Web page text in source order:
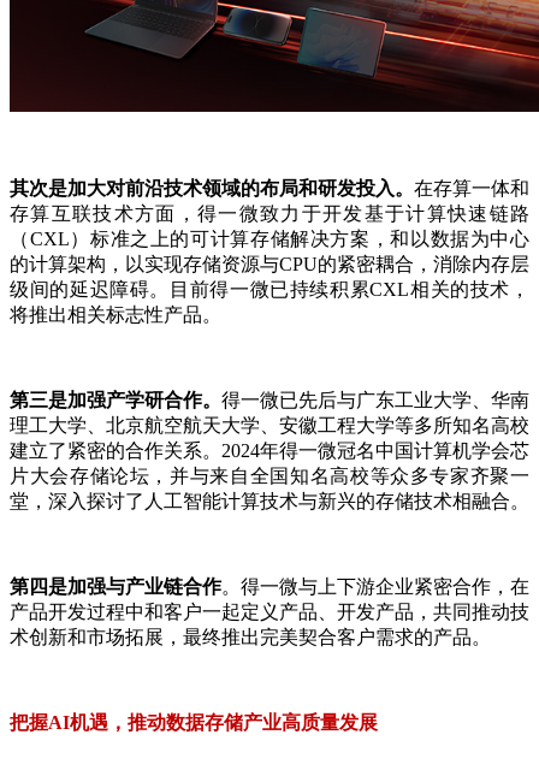
其次是加大对前沿技术领域的布局和研发投入。 在存算一体和
存算互联技术方面，得一微致力于开发基于计算快速链路
（CXL）标准之上的可计算存储解决方案，和以数据为中心
的计算架构，以实现存储资源与CPU的紧密耦合，消除内存层
级间的延迟障碍。目前得一微已持续积累CXL相关的技术，
将推出相关标志性产品。
第三是加强产学研合作。 得一微已先后与广东工业大学、华南
理工大学、北京航空航天大学、安徽工程大学等多所知名高校
建立了紧密的合作关系。2024年得一微冠名中国计算机学会芯
片大会存储论坛，并与来自全国知名高校等众多专家齐聚一
堂，深入探讨了人工智能计算技术与新兴的存储技术相融合。
第四是加强与产业链合作。得一微与上下游企业紧密合作，在
产品开发过程中和客户一起定义产品、开发产品，共同推动技
术创新和市场拓展，最终推出完美契合客户需求的产品。
把握AI机遇，推动数据存储产业高质量发展